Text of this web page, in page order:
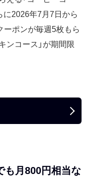
に2026年7月7日から
ーポンが毎週5枚もら
ンコース」が期間限
も月800円相当な